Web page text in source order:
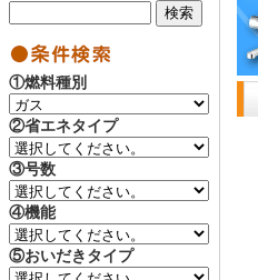
①燃料種別
②省エネタイプ
③号数
④機能
⑤おいだきタイプ